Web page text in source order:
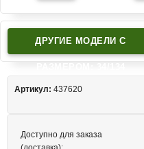
ДРУГИЕ МОДЕЛИ C
Артикул: 437620
Доступно для заказа